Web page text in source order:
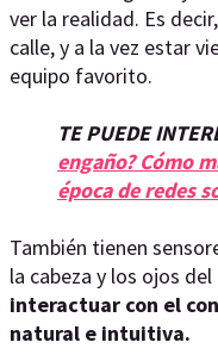
ver la realidad. Es
calle, y a la vez estar
equipo favorito.
TE PUEDE
engaño? Cómo
época de redes
También tienen
la cabeza y los ojos
interactuar con el
natural e intuitiva.